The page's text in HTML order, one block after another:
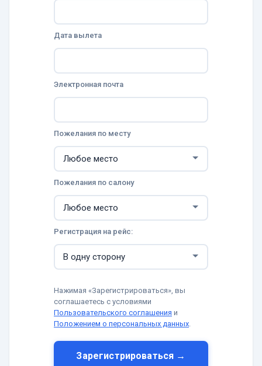
Дата вылета
Электронная почта
Пожелания по месту
Пожелания по салону
Регистрация на рейс:
Нажимая «Зарегистрироваться», вы
соглашаетесь с условиями
Пользовательского соглашения и
Положением о персональных данных.
Зарегистрироваться →